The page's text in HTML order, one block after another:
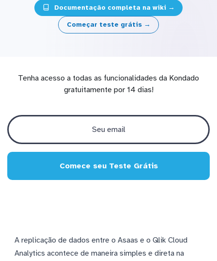
Documentação completa na wiki →
Começar teste grátis →
Tenha acesso a todas as funcionalidades da Kondado
gratuitamente por 14 dias!
Comece seu Teste Grátis
A replicação de dados entre o Asaas e o Qlik Cloud
Analytics acontece de maneira simples e direta na